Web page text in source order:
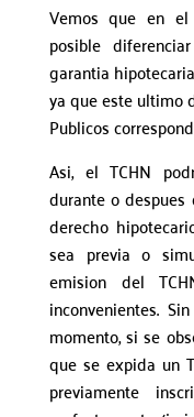
Vemos que en
posible
garantia
ya que este ultimo
Publicos
Asi, el TCHN
durante o
derecho
sea previa o
emision del
inconvenientes.Sin
momento, si se
que se expida un
previamente